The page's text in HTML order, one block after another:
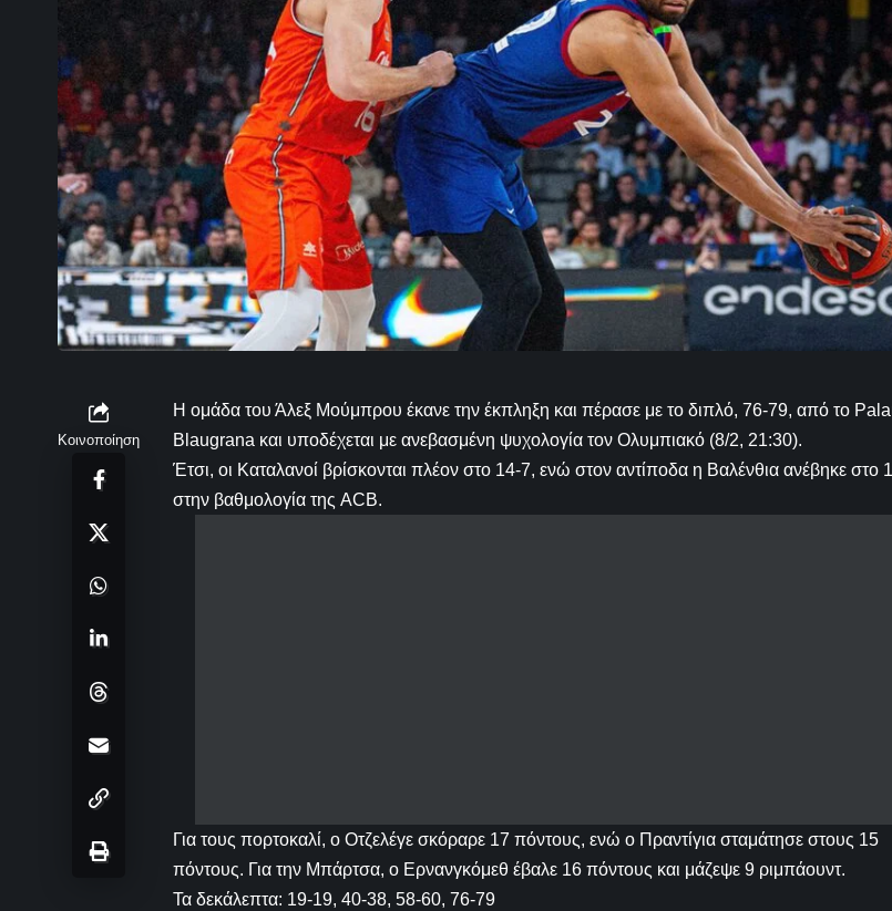
Κοινοποίηση
Η ομάδα του Άλεξ Μούμπρου έκανε την έκπληξη και πέρασε με το διπλό, 76-79, από το
Blaugrana και υποδέχεται με ανεβασμένη ψυχολογία τον Ολυμπιακό (8/2, 21:30).
Έτσι, οι Καταλανοί βρίσκονται πλέον στο 14-7, ενώ στον αντίποδα η Βαλένθια ανέβηκε στο
στην βαθμολογία της ACB.
Για τους πορτοκαλί, ο Οτζελέγε σκόραρε 17 πόντους, ενώ ο Πραντίγια σταμάτησε στους 15
πόντους. Για την Μπάρτσα, ο Ερνανγκόμεθ έβαλε 16 πόντους και μάζεψε 9 ριμπάουντ.
Τα δεκάλεπτα: 19-19, 40-38, 58-60, 76-79